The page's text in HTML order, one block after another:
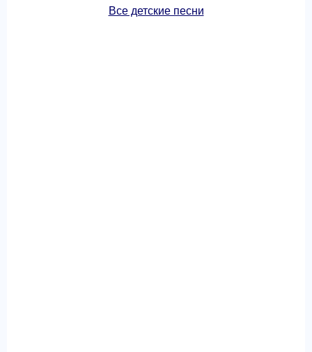
Все детские песни